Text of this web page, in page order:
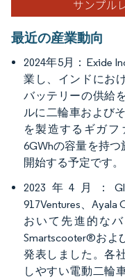
最近の産業動向
2024年5月：Exide
業し、インドにお
バッテリーの供給
ルに二輪車および
を製造するギガフ
6GWhの容量を持
開始する予定です。
2023年4月：
917Ventures、
おいて先進的な
Smartscooter®およ
発表しました。各
しやすい電動二輪